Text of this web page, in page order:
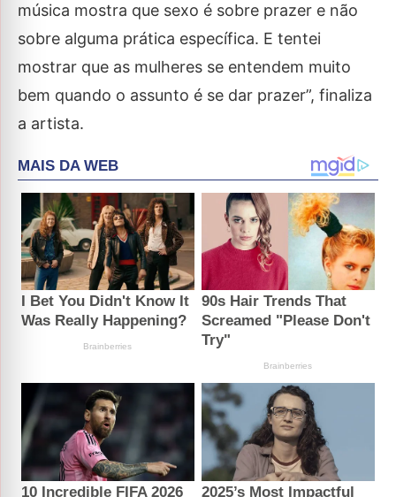
música mostra que sexo é sobre prazer e não
sobre alguma prática específica. E tentei
mostrar que as mulheres se entendem muito
bem quando o assunto é se dar prazer”, finaliza
a artista.